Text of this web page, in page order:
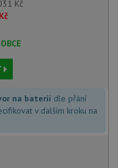
Kč
Kč
na baterii dle přání
v dalším kroku na